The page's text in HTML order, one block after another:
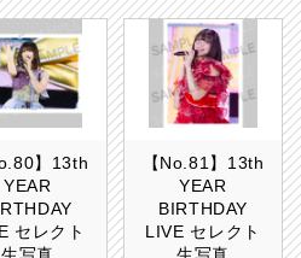
】13th
YEAR
セレクト
生写真
【No.81】13th
YEAR
BIRTHDAY
LIVE セレクト
生写真